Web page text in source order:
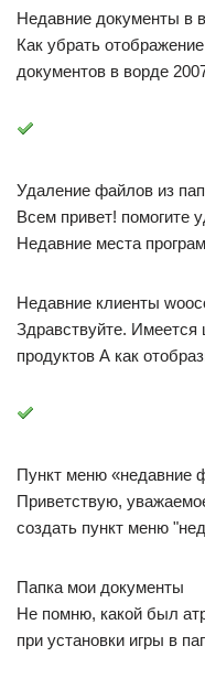
Что делать? Столько
искать?
своими любимыми
1.Можно кликнуть по
открывшемся окне, во
журналом» и в
2.В предыдущих
документы» можно
Windows 10 данные
клавиатуре сочетание
«Выполнить» в строке
shell:recent. Откроется
файл, в котором
Лайфхак: чтобы